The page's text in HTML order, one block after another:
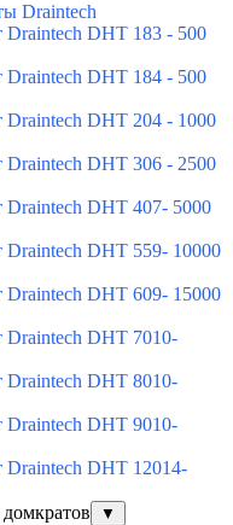
Draintech
DHT 183 - 500
DHT 184 - 500
DHT 204 - 1000
DHT 306 - 2500
DHT 407- 5000
DHT 559- 10000
DHT 609- 15000
Draintech DHT 7010-
Draintech DHT 8010-
Draintech DHT 9010-
Draintech DHT 12014-
▼